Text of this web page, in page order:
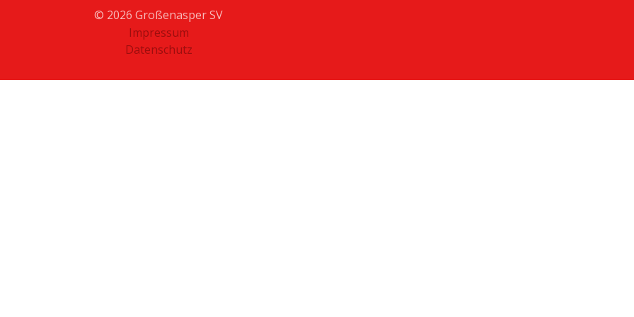
© 2026 Großenasper SV
Impressum
Datenschutz